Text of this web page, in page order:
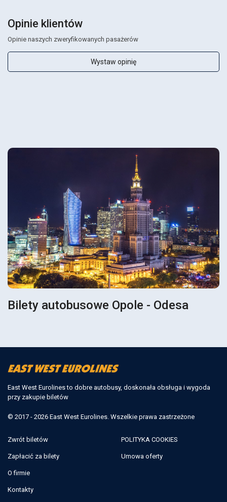
Opinie klientów
Opinie naszych zweryfikowanych pasażerów
Wystaw opinię
Bilety autobusowe Opole - Odesa
East West Eurolines to dobre autobusy, doskonała obsługa i wygoda
przy zakupie biletów
© 2017 - 2026 East West Eurolines. Wszelkie prawa zastrzeżone
Zwrót biletów
Zapłacić za bilety
O firmie
Kontakty
POLITYKA COOKIES
Umowa oferty